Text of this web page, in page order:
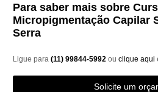
Para saber mais sobre
Micropigmentação Capilar
Serra
Ligue para(11) 99844-5992ouclique aqui
Solicite um